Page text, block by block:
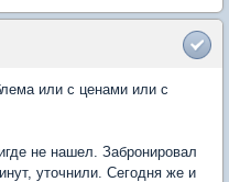
или с ценами или с
не нашел. Забронировал
уточнили. Сегодня же и